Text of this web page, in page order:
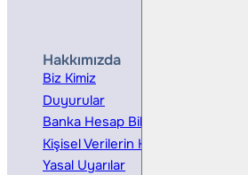
Hakkımızda
Biz Kimiz
Duyurular
Banka Hesap Bilgileri
Kişisel Verilerin Korunması
Yasal Uyarılar